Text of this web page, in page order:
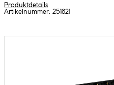
Produktdetails
Artikelnummer: 251821